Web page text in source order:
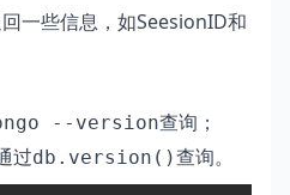
一些信息，如SeesionID和
--version查询；
过db.version()查询。